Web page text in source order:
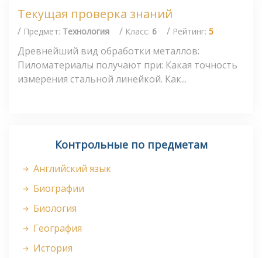
Текущая проверка знаний
/ Предмет: Технология / Класс: 6 / Рейтинг: 5
Древнейший вид обработки металлов:
Пиломатериалы получают при: Какая точность
измерения стальной линейкой. Как...
Контрольные по предметам
Английский язык
Биографии
Биология
География
История